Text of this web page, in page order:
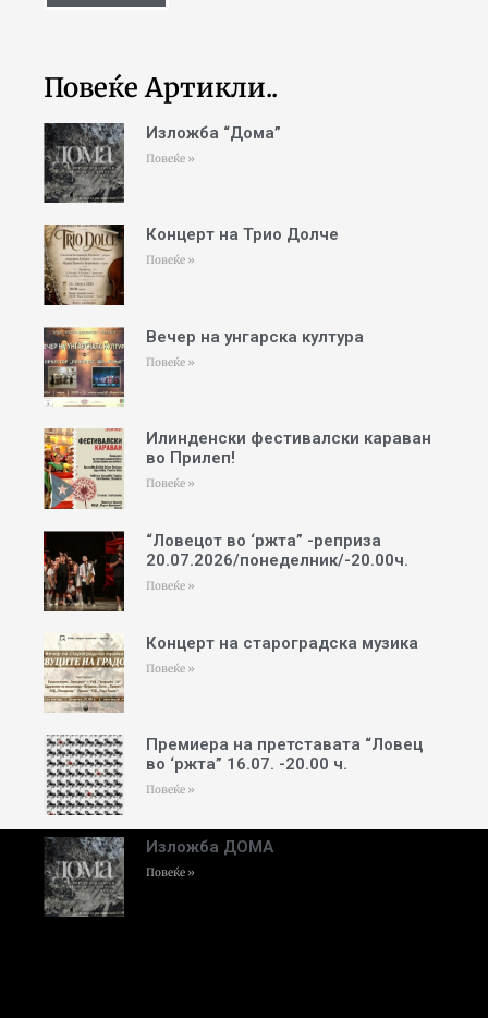
Повеќе Артикли..
Изложба “Дома”
Повеќе »
Концерт на Трио Долче
Повеќе »
Вечер на унгарска култура
Повеќе »
Илинденски фестивалски караван
во Прилеп!
Повеќе »
“Ловецот во ‘ржта” -реприза
20.07.2026/понеделник/-20.00ч.
Повеќе »
Концерт на староградска музика
Повеќе »
Премиера на претставата “Ловец
во ‘ржта” 16.07. -20.00 ч.
Повеќе »
Изложба ДОМА
Повеќе »